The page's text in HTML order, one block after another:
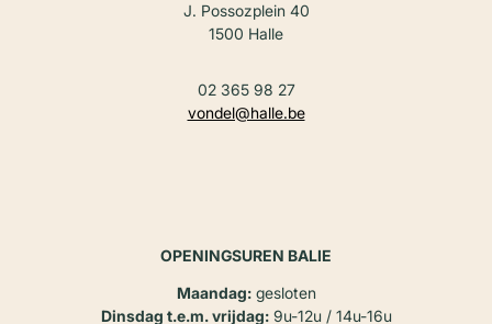
J. Possozplein 40
1500 Halle
02 365 98 27
vondel@halle.be
OPENINGSUREN BALIE
Maandag:gesloten
Dinsdag t.e.m. vrijdag:9u-12u / 14u-16u